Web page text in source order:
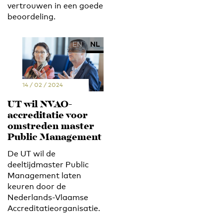
vertrouwen in een goede
beoordeling.
EN NL
14 / 02 / 2024
UT wil NVAO-
accreditatie voor
omstreden master
Public Management
De UT wil de
deeltijdmaster Public
Management laten
keuren door de
Nederlands-Vlaamse
Accreditatieorganisatie.